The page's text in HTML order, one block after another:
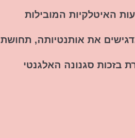
האיטלקיות המובילות
את אותנטיותה, תחושת
בזכות סגנונה האלגנטי